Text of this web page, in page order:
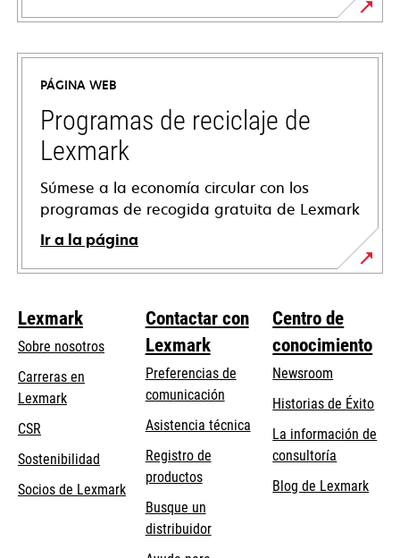
se
abre
una
pestaña
nueva
PÁGINA WEB
Programas de reciclaje de
Lexmark
Súmese a la economía circular con los
programas de recogida gratuita de Lexmark
Ir a la página
Lexmark
Sobre nosotros
Carreras en
Lexmark
CSR
Sostenibilidad
Socios de Lexmark
Contactar con
Lexmark
Preferencias de
comunicación
se
abre
en
una
pestaña
nueva
Asistencia técnicase
abre
Registro de
productos
Busque un
distribuidor
Centro de
conocimiento
Newsroom
Historias de Éxito
La información de
consultoría
Blog de Lexmark